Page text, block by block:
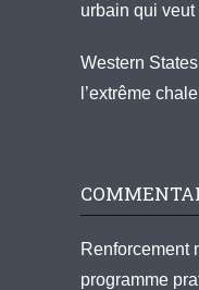
urbain qui
Western
l’extrême
Renforcement
programme